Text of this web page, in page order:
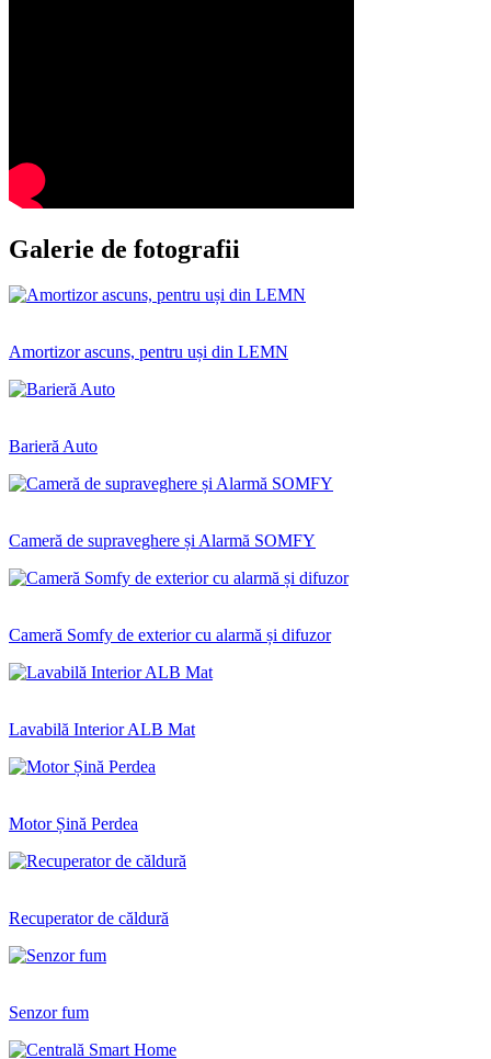
Galerie de fotografii
Amortizor ascuns, pentru uși din LEMN
Barieră Auto
Cameră de supraveghere și Alarmă SOMFY
Cameră Somfy de exterior cu alarmă și difuzor
Lavabilă Interior ALB Mat
Motor Șină Perdea
Recuperator de căldură
Senzor fum